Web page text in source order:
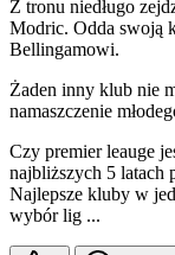
Z tronu niedługo
Modric. Odda swoją
Bellingamowi.
Żaden inny klub nie
namaszczenie
Czy premier leauge
najbliższych 5 latach
Najlepsze kluby w
wybór lig ...